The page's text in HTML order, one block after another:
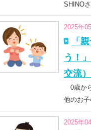
SHINO
2025年
「
う！
交流）
0歳か
他のお
2025年